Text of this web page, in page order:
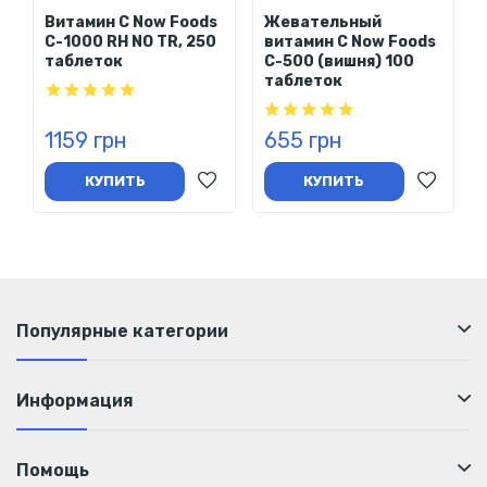
желудка. Благодаря своей уникальной формуле продукт не
только поддерживает иммунитет, но и обеспечивает
дополнительную пользу для пищеварения, костей и
суставов.
Рекомендации по
применению
Пищевая
ценность
1
Витамин С (из
аскорбата кальция)
Кальций (из
Витамин С Now Foods
C-1000 RH NO TR, 250
таблеток
1159 грн
КУПИТЬ
Жевательный
витамин С Now Foods
C-500 (вишня) 100
таблеток
655 грн
КУПИТЬ
Популярные категории
Информация
Помощь